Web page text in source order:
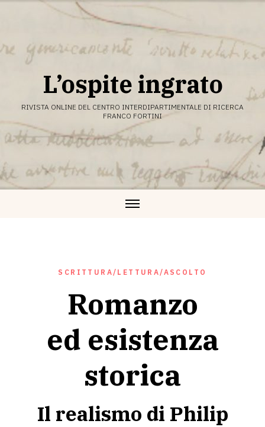
L’ospite ingrato
RIVISTA ONLINE DEL CENTRO INTERDIPARTIMENTALE DI RICERCA
FRANCO FORTINI
SCRITTURA/LETTURA/ASCOLTO
Romanzo
ed esistenza
storica
Il realismo di Philip